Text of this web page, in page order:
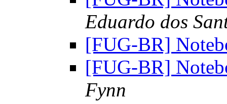
Eduardo dos
[FUG-BR]
[FUG-BR]
Fynn